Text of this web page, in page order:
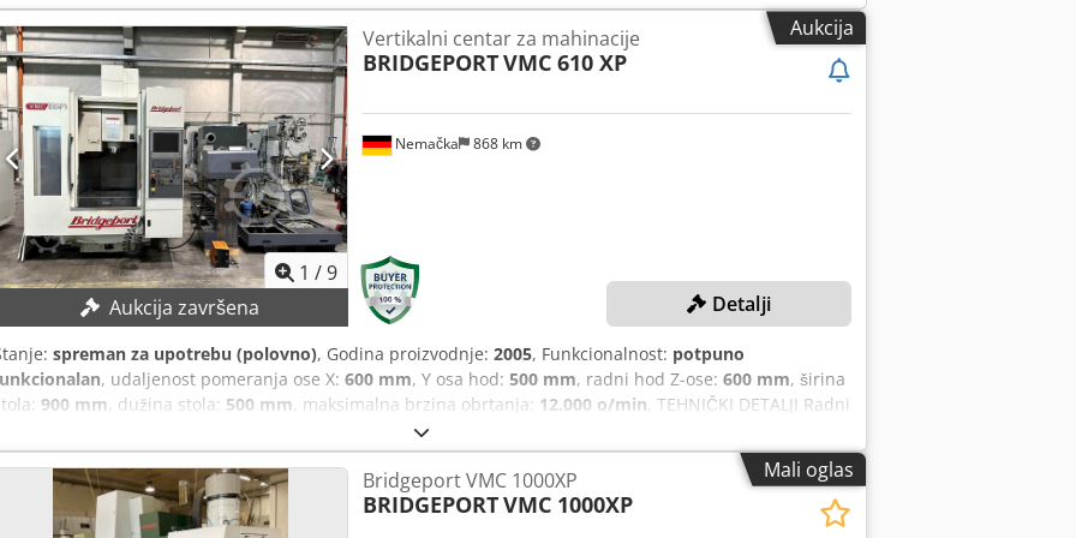
Aukcija
1 /9
Aukcija završena
Nemačka 868 km
Vertikalni centar za mahinacije
BRIDGEPORTVMC 610 XP
Detalji
spreman za upotrebu (polovno), Godina proizvodnje: 2005, Funkcionalnost: potpuno
, udaljenost pomeranja ose X: 600 mm, Y osa hod: 500 mm, radni hod Z-ose: 600 mm, širina
900 mm, dužina stola: 500 mm, maksimalna brzina obrtanja: 12.000 o/min, TEHNIČKI DETALJI Radni
hodovi x-hod: 600 mm y-hod: 500 mm z-hod: 600 mm Vreteno Obrtaji vretena - bezstupanjsko: 0–12.000
min Motor vretena: 10 kW držač alata: SK40 DIN 69871 Sto Površina stezne ploče stola: 900 × 500 mm
Upravljanje Upravljanje: iTNC 530 Heidenhain Magacin alata Broj pozicija za alate u magacinu: 24 Chjdpfx
Aswynrzjdrea DETALJI MAŠINE Električni podaci Ukupna potrebna snaga: 22 kW Težina i dimenzije Težina
mašine: oko 6,4 t Potrebna površina: oko 5,3 × 3,5 × 3,5 m OPREMA Strugačasti transporter strugotine
Mali oglas
Bridgeport VMC 1000XP
BRIDGEPORTVMC 1000XP